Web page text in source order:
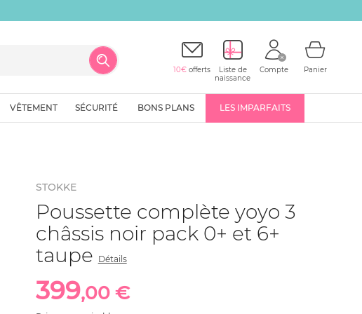
10€ offerts
Liste de
naissance
Compte Panier
VÊTEMENT SÉCURITÉ BONS PLANS LES IMPARFAITS
STOKKE
Poussette complète yoyo 3
châssis noir pack 0+ et 6+
taupe Détails
399,00 €